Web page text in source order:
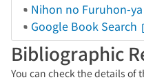
Nihon no Furuhon-ya
Google Book Search
Bibliographic
You can check the details of